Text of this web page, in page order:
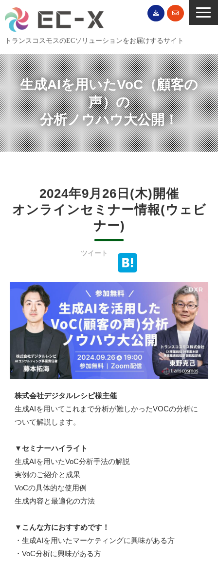
トランスコスモスのECソリューションをお届けするサイト
TOP
サービス一覧
EC導入事例
ECブログ
無料セミナー
EC資料ダウンロード
生成AIを用いたVoC（顧客の
声）の
分析ノウハウ大公開！
2024年9月26日(木)開催
オンラインセミナー情報(ウェビ
ナー)
ツイート
株式会社デジタルレシピ様主催
生成AIを用いてこれまで分析が難しかったVOCの分析に
ついて解説します。
▼セミナーハイライト
生成AIを用いたVoC分析手法の解説
実例のご紹介と成果
VoCの具体的な使用例
生成内容と最適化の方法
▼こんな方におすすめです！
・生成AIを用いたマーケティングに興味がある方
・VoC分析に興味がある方